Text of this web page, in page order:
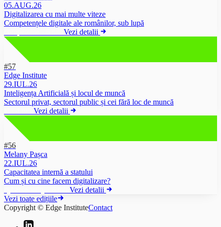
05.AUG.26
Digitalizarea cu mai multe viteze
Competențele digitale ale românilor, sub lupă
Vezi detalii
#57
Edge Institute
29.IUL.26
Inteligența Artificială și locul de muncă
Sectorul privat, sectorul public și cei fără loc de muncă
Vezi detalii
#56
Melany Pașca
22.IUL.26
Capacitatea internă a statului
Cum și cu cine facem digitalizare?
Vezi detalii
Vezi toate edițiile
Copyright © Edge InstituteContact